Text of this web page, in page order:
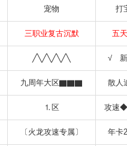
宠物 打
三职业复古沉默 五
╱╲╱╲╱╲╱╲ √
九周年大区▇▇▇ 散人
⒈区 攻速
〔火龙攻速专属〕 年卡